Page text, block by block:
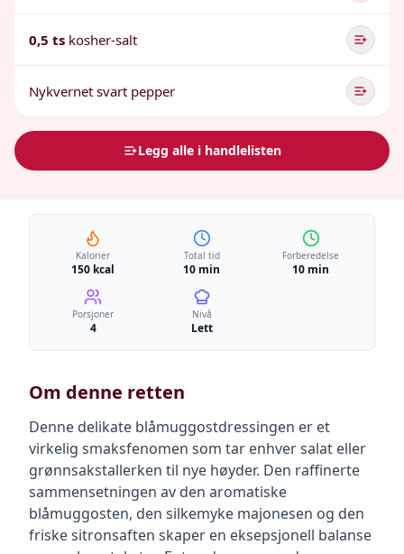
0,5 ts kosher-salt
Nykvernet svart pepper
Legg alle i handlelisten
Kalorier
150 kcal
Total tid
10 min
Forberedelse
10 min
Porsjoner
4
Nivå
Lett
Om denne retten
Denne delikate blåmuggostdressingen er et
virkelig smaksfenomen som tar enhver salat eller
grønnsakstallerken til nye høyder. Den raffinerte
sammensetningen av den aromatiske
blåmuggosten, den silkemyke majonesen og den
friske sitronsaften skaper en eksepsjonell balanse